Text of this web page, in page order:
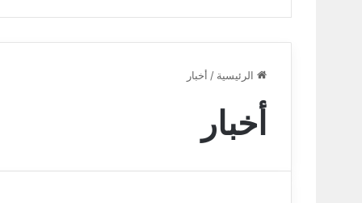
الرئيسية / أخبار
أخبار